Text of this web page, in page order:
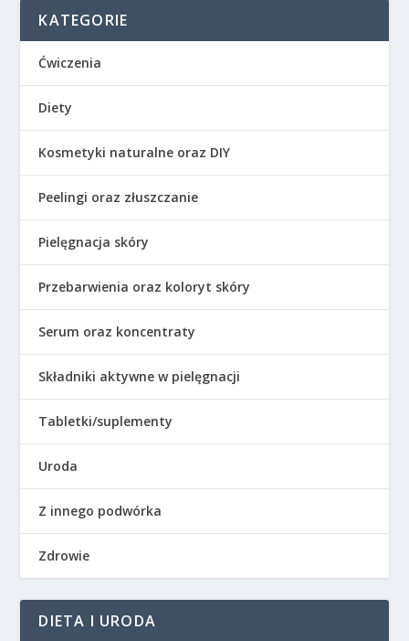
KATEGORIE
Ćwiczenia
Diety
Kosmetyki naturalne oraz DIY
Peelingi oraz złuszczanie
Pielęgnacja skóry
Przebarwienia oraz koloryt skóry
Serum oraz koncentraty
Składniki aktywne w pielęgnacji
Tabletki/suplementy
Uroda
Z innego podwórka
Zdrowie
DIETA I URODA